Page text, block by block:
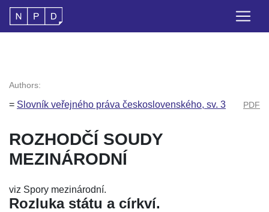
Authors:
= Slovník veřejného práva československého, sv. 3 PDF
ROZHODČÍ SOUDY
MEZINÁRODNÍ
viz Spory mezinárodní.
Rozluka státu a církví.